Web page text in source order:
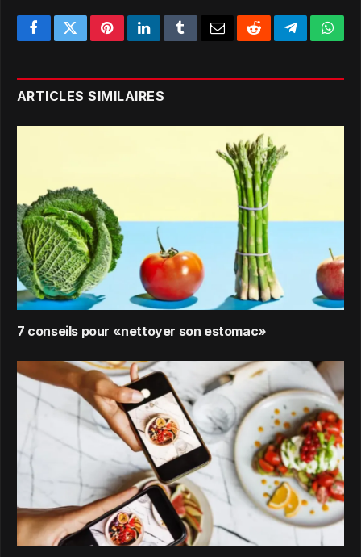
FacebookTwitterPinterestLinkedInTumblrEmailRedditTelegram
ARTICLES SIMILAIRES
7 conseils pour «nettoyer son estomac»